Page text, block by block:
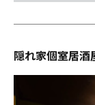
隠れ家個室居酒